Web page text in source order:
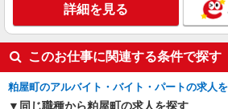
詳細を見る
このお仕事に関連する条件で探す
粕屋町のアルバイト・バイト・パートの求人
同じ職種から粕屋町の求人を探す